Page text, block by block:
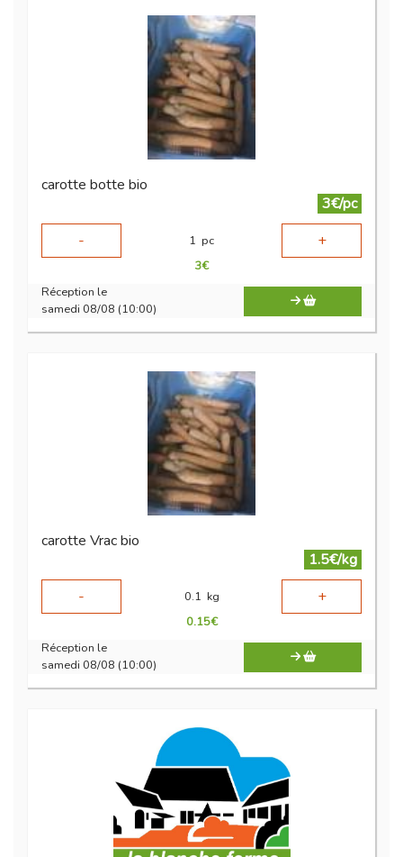
carotte botte bio
3€/pc
-
1 pc +
3€
Réception le
samedi 08/08 (10:00)
carotte Vrac bio
1.5€/kg
-
0.1 kg +
0.15€
Réception le
samedi 08/08 (10:00)